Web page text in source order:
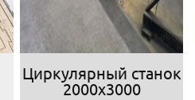
Циркулярный станок
2000х3000